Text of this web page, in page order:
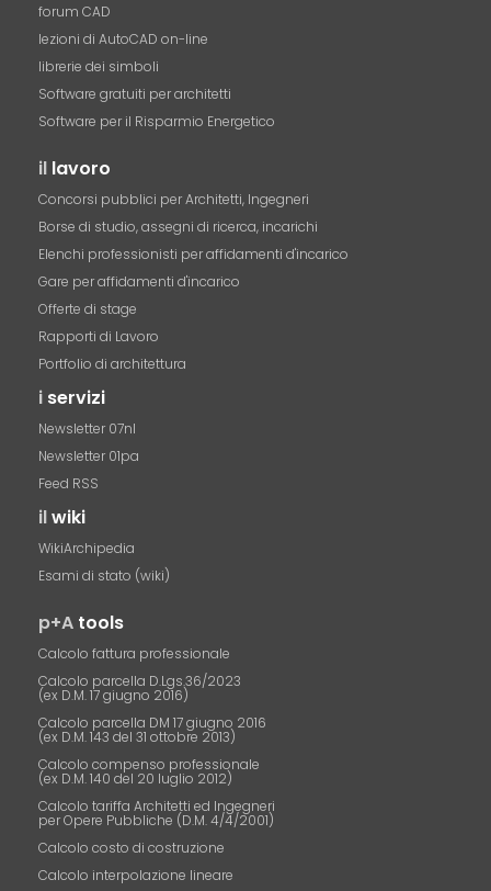
forum CAD
lezioni di AutoCAD on-line
librerie dei simboli
Software gratuiti per architetti
Software per il Risparmio Energetico
il lavoro
Concorsi pubblici per Architetti, Ingegneri
Borse di studio, assegni di ricerca, incarichi
Elenchi professionisti per affidamenti d'incarico
Gare per affidamenti d'incarico
Offerte di stage
Rapporti di Lavoro
Portfolio di architettura
i servizi
Newsletter 07nl
Newsletter 01pa
Feed RSS
ilwiki
WikiArchipedia
Esami di stato (wiki)
p+A tools
Calcolo fattura professionale
Calcolo parcella D.Lgs.36/2023
(ex D.M. 17 giugno 2016)
Calcolo parcella DM 17 giugno 2016
(ex D.M. 143 del 31 ottobre 2013)
Calcolo compenso professionale
(ex D.M. 140 del 20 luglio 2012)
Calcolo tariffa Architetti ed Ingegneri
per Opere Pubbliche (D.M. 4/4/2001)
Calcolo costo di costruzione
Calcolo interpolazione lineare